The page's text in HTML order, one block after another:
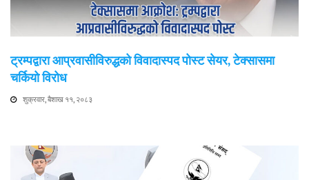
ट्रम्पद्वारा आप्रवासीविरुद्धको विवादास्पद पोस्ट सेयर, टेक्सासमा
चर्कियो विरोध
शुक्रवार, बैशाख ११, २०८३